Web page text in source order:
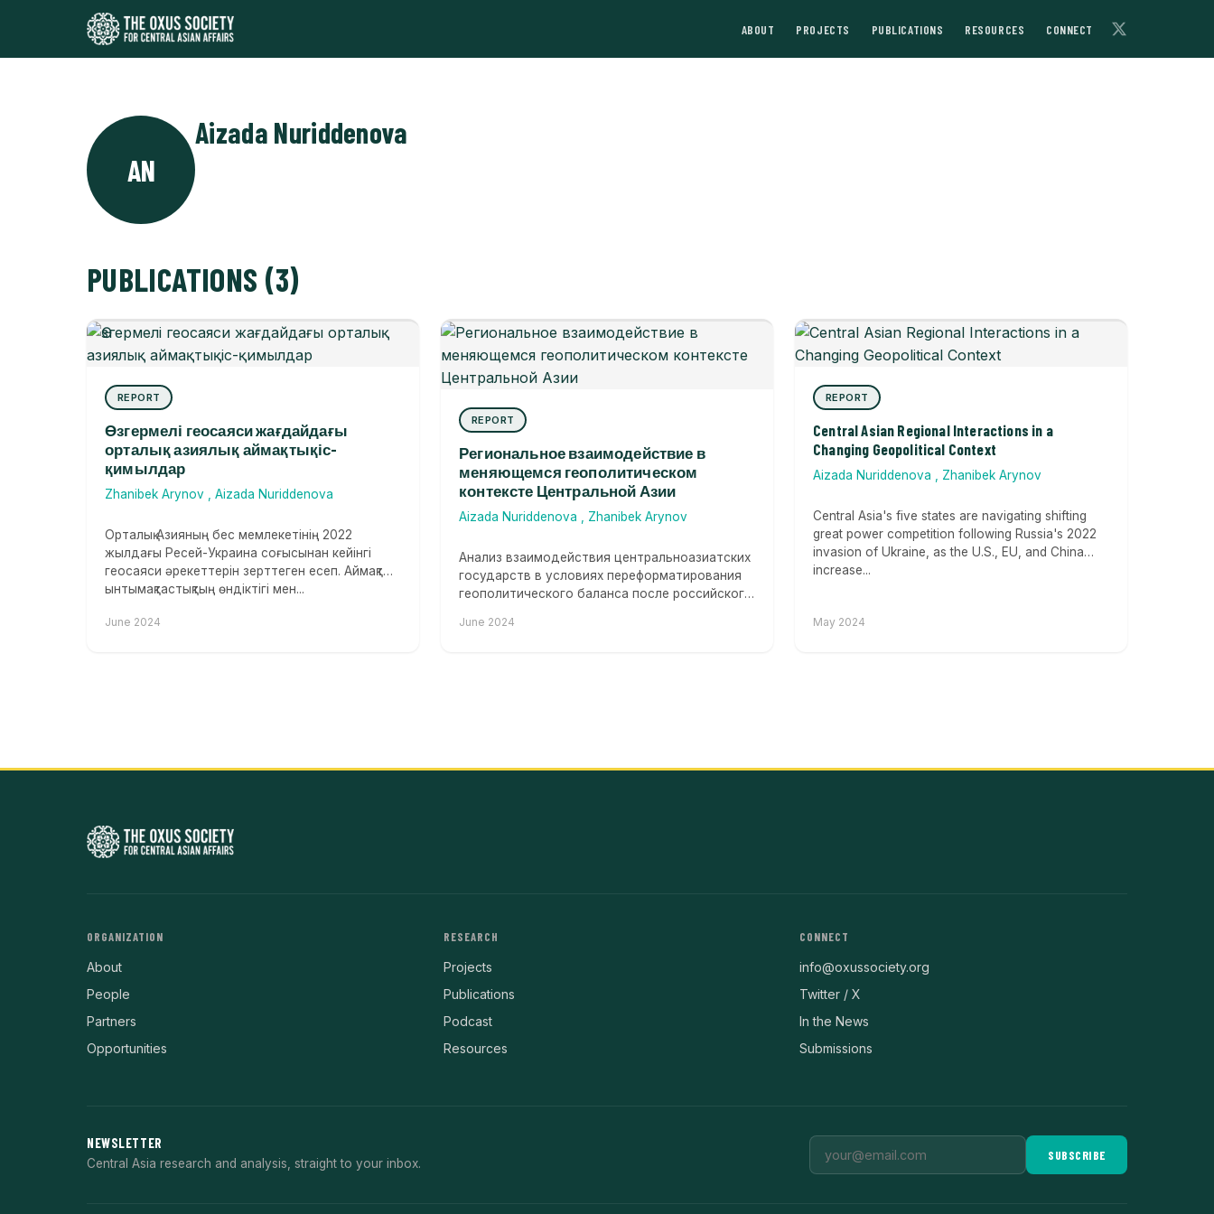
ABOUT PROJECTS PUBLICATIONS RESOURCES CONNECT
AN
Aizada Nuriddenova
PUBLICATIONS (3)
REPORT
Өзгермелі геосаяси жағдайдағы
орталық азиялық аймақтықіс-
қимылдар
Zhanibek Arynov Aizada Nuriddenova
Орталық Азияның бес мемлекетінің 2022
жылдағы Ресей-Украина соғысынан кейінгі
геосаяси әрекеттерін зерттеген есеп. Aймақтық
ынтымақтастықтың өндіктігі мен...
June 2024
REPORT
Региональное взаимодействие в
меняющемся геополитическом
контексте Центральной Азии
Aizada Nuriddenova Zhanibek Arynov
Анализ взаимодействия центральноазиатских
государств в условиях переформатирования
геополитического баланса после российского
June 2024
REPORT
Central Asian Regional Interactions in a
Changing Geopolitical Context
Aizada Nuriddenova Zhanibek Arynov
Central Asia's five states are navigating shifting
great power competition following Russia's 2022
invasion of Ukraine, as the U.S., EU, and China
increase...
May 2024
ORGANIZATION
About
People
Partners
Opportunities
RESEARCH
Projects
Publications
Podcast
Resources
CONNECT
info@oxussociety.org
Twitter / X
In the News
Submissions
NEWSLETTER
Central Asia research and analysis, straight to your inbox.
SUBSCRIBE